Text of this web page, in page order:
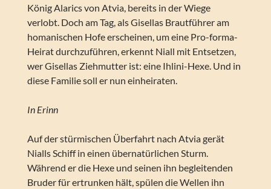
König Alarics von Atvia, bereits in der Wiege
verlobt. Doch am Tag, als Gisellas Brautführer am
homanischen Hofe erscheinen, um eine Pro-forma-
Heirat durchzuführen, erkennt Niall mit Entsetzen,
wer Gisellas Ziehmutter ist: eine Ihlini-Hexe. Und in
diese Familie soll er nun einheiraten.
In Erinn
Auf der stürmischen Überfahrt nach Atvia gerät
Nialls Schiff in einen übernatürlichen Sturm.
Während er die Hexe und seinen ihn begleitenden
Bruder für ertrunken hält, spülen die Wellen ihn